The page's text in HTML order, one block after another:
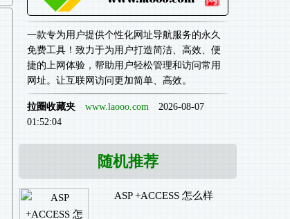
一款专为用户提供个性化网址导航服务的永久
免费工具！致力于为用户打造简洁、高效、便
捷的上网体验，帮助用户轻松管理和访问常用
网址。让互联网访问更加简单、高效。
拉圈收藏夹 www.laooo.com 2026-08-07
01:52:04
随机推荐
ASP +ACCESS 怎么样